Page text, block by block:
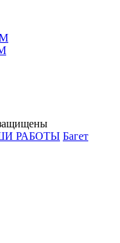
РАБОТЫ Багет